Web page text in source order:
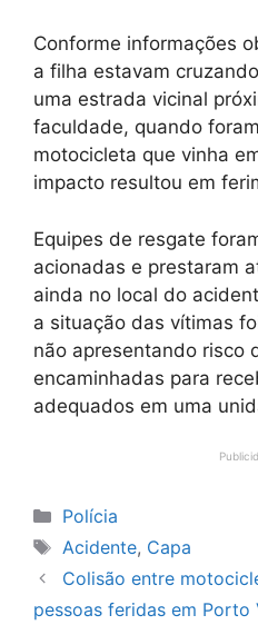
Conforme informações
a filha estavam
uma estrada vicinal
faculdade, quando
motocicleta que vinha
impacto resultou em
Equipes de resgate
acionadas e prestaram
ainda no local do
a situação das vítimas
não apresentando risco
encaminhadas para
adequados em uma
Categorias
Polícia
Tags
Acidente, Capa
Colisão entre
pessoas feridas em Porto